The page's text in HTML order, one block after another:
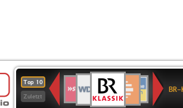
Top 10
Zuletzt
Deutschlandfunk
80er
90er
OLDIE
4
BR-
KLASSIK
Deutschlandfunk
Kultur
ANTENNE
BAYERN
SWR
Kultur
NDR
2
BR-